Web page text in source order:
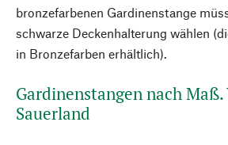
bronzefarbenen Gardinenstange
schwarze Deckenhalterung wählen
in Bronzefarben erhältlich).
Gardinenstangen nach Maß.
Sauerland